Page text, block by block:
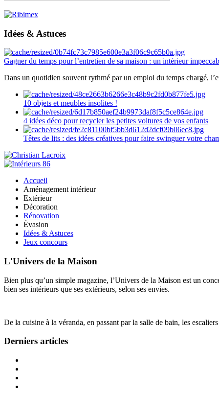
Idées & Astuces
Gagner du temps pour l’entretien de sa maison : un intérieur
Dans un quotidien souvent rythmé par un emploi du temps chargé,
10 objets et meubles insolites !
4 idées déco pour recycler les petites voitures de vos enfants
Têtes de lits : des idées créatives pour faire swinguer votre
Accueil
Aménagement intérieur
Extérieur
Décoration
Rénovation
Évasion
Idées & Astuces
Jeux concours
L'Univers de la Maison
Bien plus qu’un simple magazine, l’Univers de la Maison est un
bien ses intérieurs que ses extérieurs, selon ses envies.
De la cuisine à la véranda, en passant par la salle de bain, les
Derniers articles